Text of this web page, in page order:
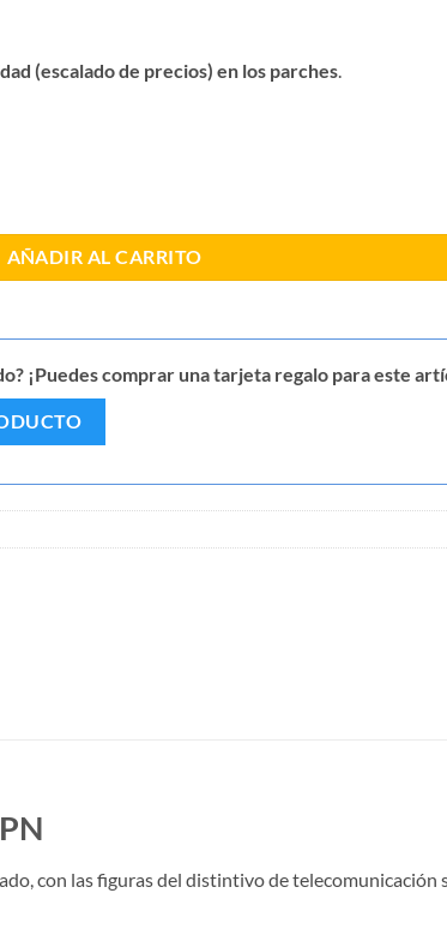
(escalado de precios) en los parches.
AÑADIR AL CARRITO
¡Puedes comprar una tarjeta regalo para este
con las figuras del distintivo de telecomunicación